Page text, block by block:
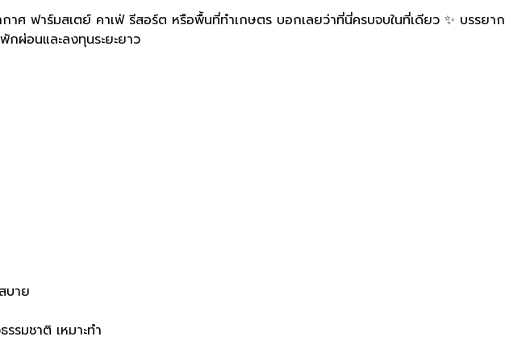
าศ ฟาร์มสเตย์ คาเฟ่ รีสอร์ต หรือพื้นที่ทำเกษตร บอกเลยว่าที่นี่ครบจบในที่เดียว ✨ บรรยา
กผ่อนและลงทุนระยะยาว
บาย
รมชาติ เหมาะทำ